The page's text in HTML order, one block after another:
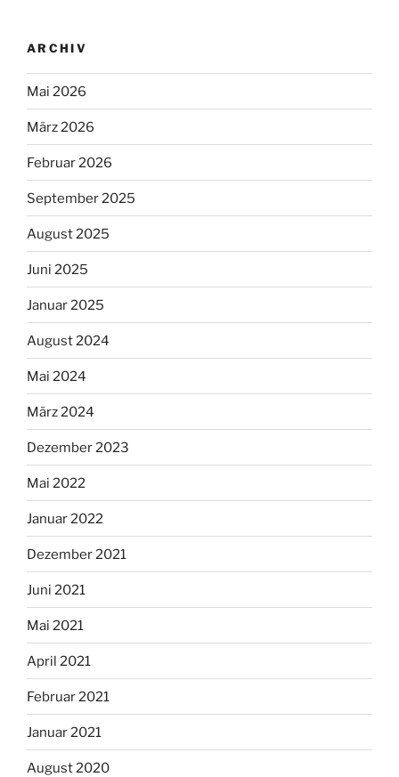
ARCHIV
Mai 2026
März 2026
Februar 2026
September 2025
August 2025
Juni 2025
Januar 2025
August 2024
Mai 2024
März 2024
Dezember 2023
Mai 2022
Januar 2022
Dezember 2021
Juni 2021
Mai 2021
April 2021
Februar 2021
Januar 2021
August 2020